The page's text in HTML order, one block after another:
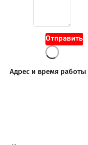
о
Отправить
Адрес и время работы